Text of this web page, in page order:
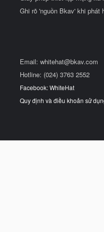
Ghi rõ 'nguồn Bkav' khi phát
Email: whitehat@bkav.com
Hotline: (024) 3763 2552
Facebook: WhiteHat
Quy định và điều khoản sử